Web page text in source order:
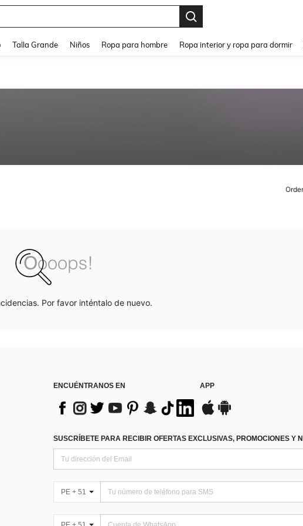
Talla Grande Niños Ropa para hombre Ropa interior y ropa para dormir
Por favor inténtalo de nuevo.
ENCUÉNTRANOS EN APP
SUSCRÍBETE PARA RECIBIR OFERTAS EXCLUSIVAS, PROMOCIONES Y
PE + 51